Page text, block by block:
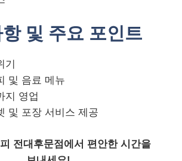
및 주요 포인트
및 음료 메뉴
지 영업
및 포장 서비스 제공
전대후문점에서 편안한 시간을